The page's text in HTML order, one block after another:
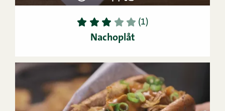
1 2 3 4 5 (1)
Nachoplåt